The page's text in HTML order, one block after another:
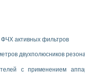
для исследования
карбида
активных фильтров
двухполюсников
с применением